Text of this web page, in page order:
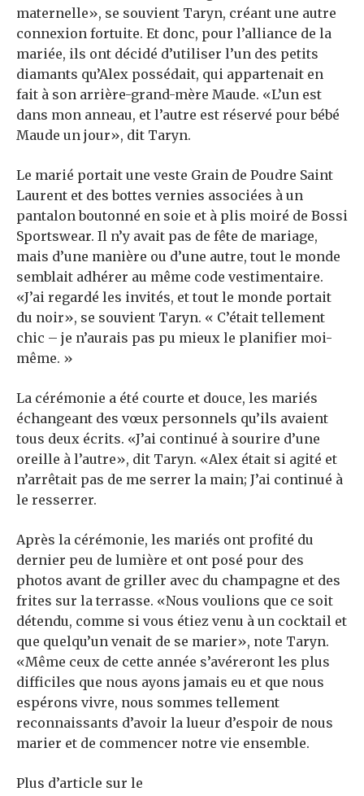
maternelle», se souvient Taryn, créant une autre
connexion fortuite. Et donc, pour l’alliance de la
mariée, ils ont décidé d’utiliser l’un des petits
diamants qu’Alex possédait, qui appartenait en
fait à son arrière-grand-mère Maude. «L’un est
dans mon anneau, et l’autre est réservé pour bébé
Maude un jour», dit Taryn.
Le marié portait une veste Grain de Poudre Saint
Laurent et des bottes vernies associées à un
pantalon boutonné en soie et à plis moiré de Bossi
Sportswear. Il n’y avait pas de fête de mariage,
mais d’une manière ou d’une autre, tout le monde
semblait adhérer au même code vestimentaire.
«J’ai regardé les invités, et tout le monde portait
du noir», se souvient Taryn. « C’était tellement
chic – je n’aurais pas pu mieux le planifier moi-
même. »
La cérémonie a été courte et douce, les mariés
échangeant des vœux personnels qu’ils avaient
tous deux écrits. «J’ai continué à sourire d’une
oreille à l’autre», dit Taryn. «Alex était si agité et
n’arrêtait pas de me serrer la main; J’ai continué à
le resserrer.
Après la cérémonie, les mariés ont profité du
dernier peu de lumière et ont posé pour des
photos avant de griller avec du champagne et des
frites sur la terrasse. «Nous voulions que ce soit
détendu, comme si vous étiez venu à un cocktail et
que quelqu’un venait de se marier», note Taryn.
«Même ceux de cette année s’avéreront les plus
difficiles que nous ayons jamais eu et que nous
espérons vivre, nous sommes tellement
reconnaissants d’avoir la lueur d’espoir de nous
marier et de commencer notre vie ensemble.
Plus d’article sur le